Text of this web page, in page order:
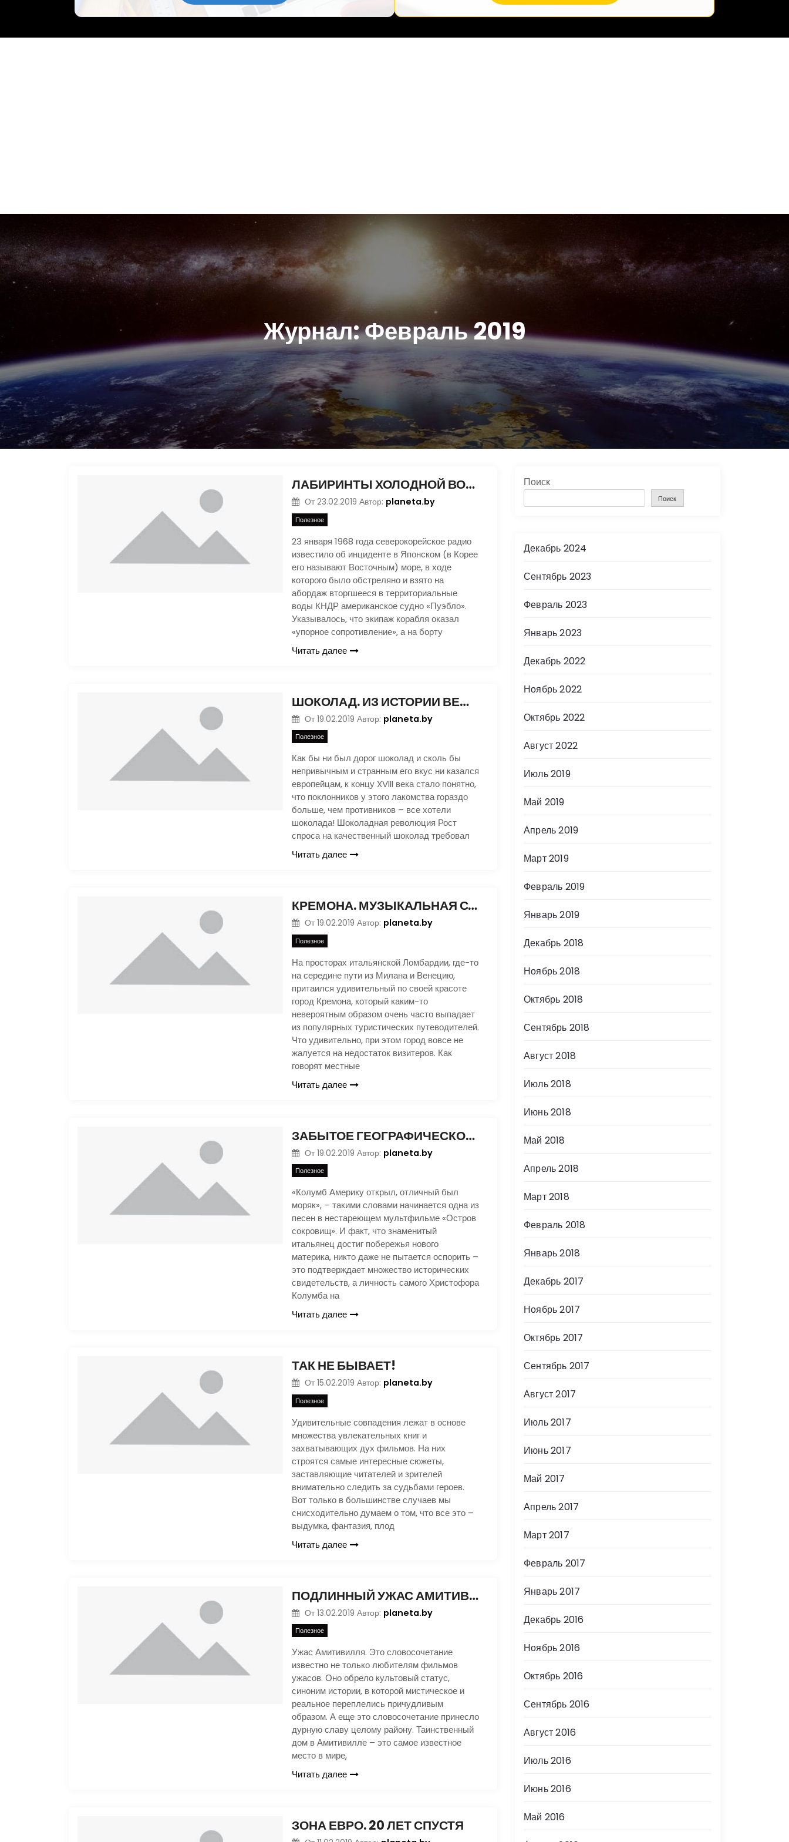
Журнал:Февраль 2019
ЛАБИРИНТЫ ХОЛОДНОЙ ВОЙНЫ: «ПУЭБЛО»
От 23.02.2019 Автор: planeta.by
Полезное
23 января 1968 года северокорейское радио
известило об инциденте в Японском (в Корее
его называют Восточным) море, в ходе
которого было обстреляно и взято на
абордаж вторгшееся в территориальные
воды КНДР американское судно «Пуэбло».
Указывалось, что экипаж корабля оказал
«упорное сопротивление», а на борту
Читать далее
ШОКОЛАД. ИЗ ИСТОРИИ ВЕЩЕЙ. ЧАСТЬ 2
От 19.02.2019 Автор: planeta.by
Полезное
Как бы ни был дорог шоколад и сколь бы
непривычным и странным его вкус ни казался
европейцам, к концу XVIII века стало понятно,
что поклонников у этого лакомства гораздо
больше, чем противников – все хотели
шоколада! Шоколадная революция Рост
спроса на качественный шоколад требовал
Читать далее
КРЕМОНА. МУЗЫКАЛЬНАЯ СТОЛИЦА ИТАЛИИ
От 19.02.2019 Автор: planeta.by
Полезное
На просторах итальянской Ломбардии, где-то
на середине пути из Милана и Венецию,
притаился удивительный по своей красоте
город Кремона, который каким-то
невероятным образом очень часто выпадает
из популярных туристических путеводителей.
Что удивительно, при этом город вовсе не
жалуется на недостаток визитеров. Как
говорят местные
Читать далее
ЗАБЫТОЕ ГЕОГРАФИЧЕСКОЕ ОТКРЫТИЕ
От 19.02.2019 Автор: planeta.by
Полезное
«Колумб Америку открыл, отличный был
моряк», – такими словами начинается одна из
песен в нестареющем мультфильме «Остров
сокровищ». И факт, что знаменитый
итальянец достиг побережья нового
материка, никто даже не пытается оспорить –
это подтверждает множество исторических
свидетельств, а личность самого Христофора
Колумба на
Читать далее
ТАК НЕ БЫВАЕТ!
От 15.02.2019 Автор: planeta.by
Полезное
Удивительные совпадения лежат в основе
множества увлекательных книг и
захватывающих дух фильмов. На них
строятся самые интересные сюжеты,
заставляющие читателей и зрителей
внимательно следить за судьбами героев.
Вот только в большинстве случаев мы
снисходительно думаем о том, что все это –
выдумка, фантазия, плод
Читать далее
ПОДЛИННЫЙ УЖАС АМИТИВИЛЛЯ
От 13.02.2019 Автор: planeta.by
Полезное
Ужас Амитивилля. Это словосочетание
известно не только любителям фильмов
ужасов. Оно обрело культовый статус,
синоним истории, в которой мистическое и
реальное переплелись причудливым
образом. А еще это словосочетание принесло
дурную славу целому району. Таинственный
дом в Амитивилле – это самое известное
место в мире,
Читать далее
ЗОНА ЕВРО. 20 ЛЕТ СПУСТЯ
Поиск
Поиск
Декабрь 2024
Сентябрь 2023
Февраль 2023
Январь 2023
Декабрь 2022
Ноябрь 2022
Октябрь 2022
Август 2022
Июль 2019
Май 2019
Апрель 2019
Март 2019
Февраль 2019
Январь 2019
Декабрь 2018
Ноябрь 2018
Октябрь 2018
Сентябрь 2018
Август 2018
Июль 2018
Июнь 2018
Май 2018
Апрель 2018
Март 2018
Февраль 2018
Январь 2018
Декабрь 2017
Ноябрь 2017
Октябрь 2017
Сентябрь 2017
Август 2017
Июль 2017
Июнь 2017
Май 2017
Апрель 2017
Март 2017
Февраль 2017
Январь 2017
Декабрь 2016
Ноябрь 2016
Октябрь 2016
Сентябрь 2016
Август 2016
Июль 2016
Июнь 2016
Май 2016